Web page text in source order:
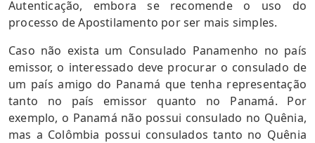
Autenticação, embora se recomende o uso do
processo de Apostilamento por ser mais simples.
Caso não exista um Consulado Panamenho no país
emissor, o interessado deve procurar o consulado de
um país amigo do Panamá que tenha representação
tanto no país emissor quanto no Panamá. Por
exemplo, o Panamá não possui consulado no Quênia,
mas a Colômbia possui consulados tanto no Quênia